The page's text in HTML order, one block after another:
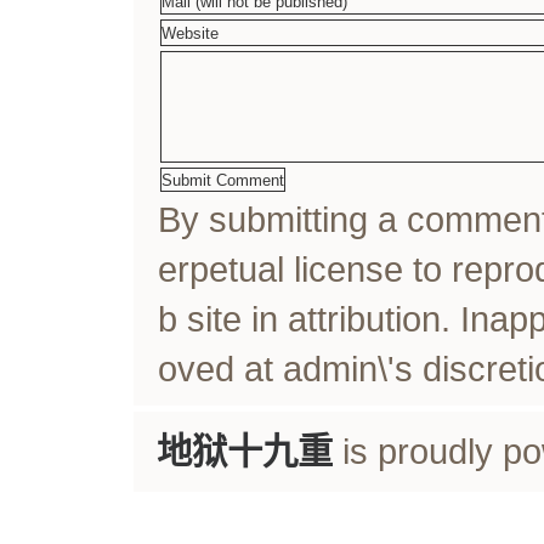
By submitting a
erpetual license to
b site in attribution.
oved at admin\'s
地狱十九重is proudly